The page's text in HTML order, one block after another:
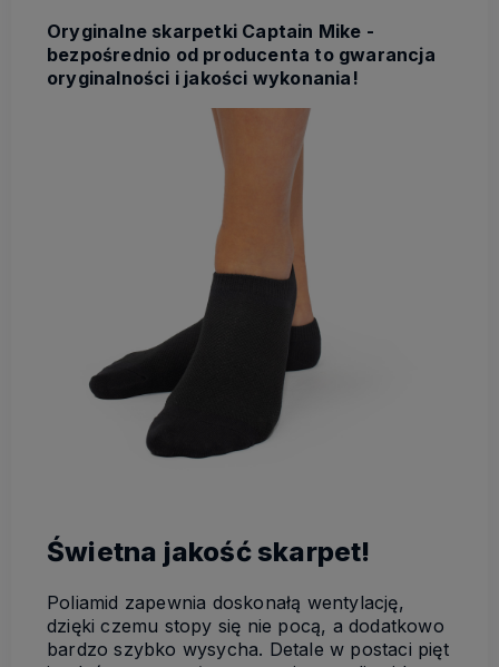
Oryginalne skarpetki Captain Mike -
bezpośrednio od producenta to gwarancja
oryginalności i jakości wykonania!
Świetna jakość skarpet!
Poliamid zapewnia doskonałą wentylację,
dzięki czemu stopy się nie pocą, a dodatkowo
bardzo szybko wysycha. Detale w postaci pięt